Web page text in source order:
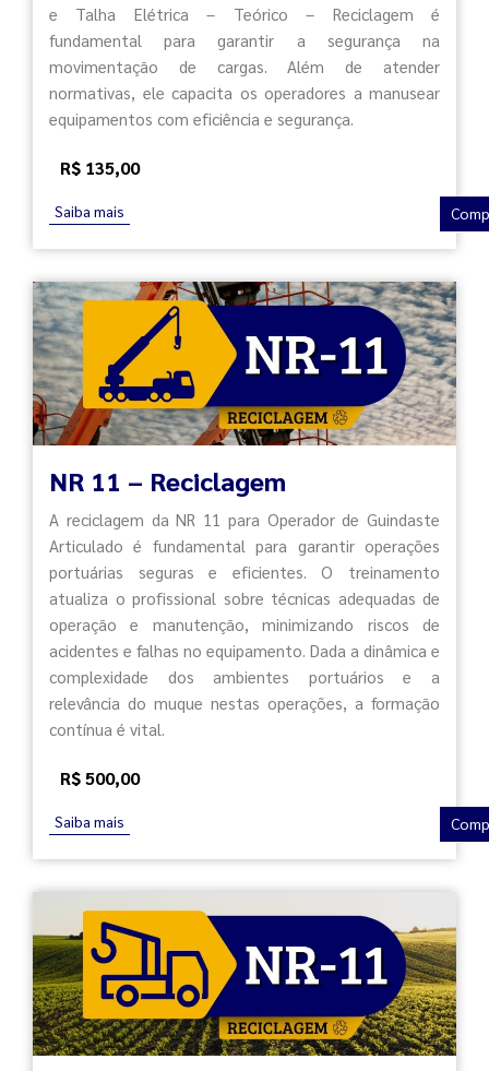
e Talha Elétrica – Teórico – Reciclagem é
fundamental para garantir a segurança na
movimentação de cargas. Além de atender
normativas, ele capacita os operadores a manusear
equipamentos com eficiência e segurança.
R$ 135,00
Saiba mais
NR 11 – Reciclagem
A reciclagem da NR 11 para Operador de Guindaste
Articulado é fundamental para garantir operações
portuárias seguras e eficientes. O treinamento
atualiza o profissional sobre técnicas adequadas de
operação e manutenção, minimizando riscos de
acidentes e falhas no equipamento. Dada a dinâmica e
complexidade dos ambientes portuários e a
relevância do muque nestas operações, a formação
contínua é vital.
R$ 500,00
Saiba mais